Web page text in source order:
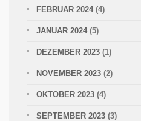
FEBRUAR 2024 (4)
JANUAR 2024 (5)
DEZEMBER 2023 (1)
NOVEMBER 2023 (2)
OKTOBER 2023 (4)
SEPTEMBER 2023 (3)